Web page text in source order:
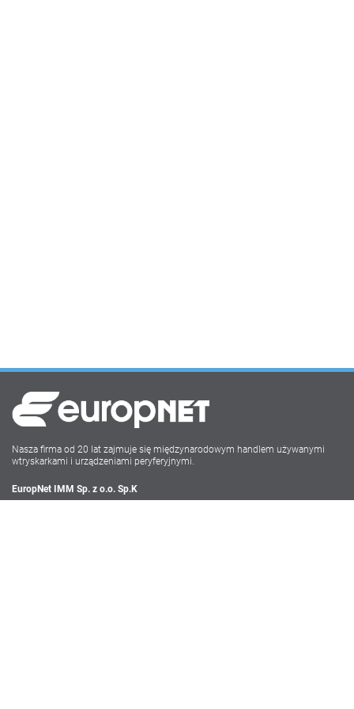
Nasza firma od 20 lat zajmuje się międzynarodowym handlem używanymi
wtryskarkami i urządzeniami peryferyjnymi.
EuropNet IMM Sp. z o.o. Sp.K